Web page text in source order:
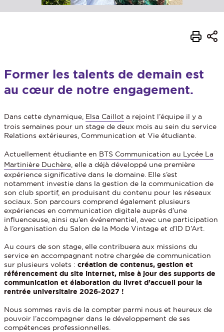
Former les talents de demain est
au cœur de notre engagement.
Dans cette dynamique, Elsa Caillot a rejoint l’équipe il y a
trois semaines pour un stage de deux mois au sein du service
Relations extérieures, Communication et Vie étudiante.
Actuellement étudiante en BTS Communication au Lycée La
Martinière Duchère , elle a déjà développé une première
expérience significative dans le domaine. Elle s’est
notamment investie dans la gestion de la communication de
son club sportif, en produisant du contenu pour les réseaux
sociaux. Son parcours comprend également plusieurs
expériences en communication digitale auprès d’une
influenceuse, ainsi qu’en événementiel, avec une participation
à l’organisation du Salon de la Mode Vintage et d’ID D’Art.
Au cours de son stage, elle contribuera aux missions du
service en accompagnant notre chargée de communication
sur plusieurs volets :création de contenus, gestion et
référencement du site internet, mise à jour des supports de
communication et élaboration du livret d’accueil pour la
rentrée universitaire 2026-2027 !
Nous sommes ravis de la compter parmi nous et heureux de
pouvoir l’accompagner dans le développement de ses
compétences professionnelles.